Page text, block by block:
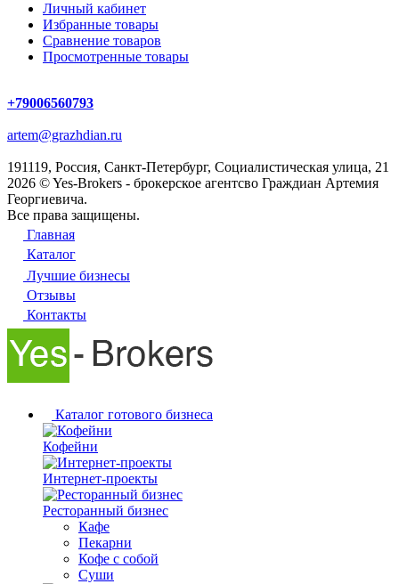
Личный кабинет
Избранные товары
Сравнение товаров
Просмотренные товары
+79006560793
artem@grazhdian.ru
191119, Россия, Санкт-Петербург, Социалистическая улица, 21
2026 © Yes-Brokers - брокерское агентсво Граждиан Артемия
Георгиевича.
Все права защищены.
Главная
Каталог
Лучшие бизнесы
Отзывы
Контакты
Каталог готового бизнеса
Кофейни
Интернет-проекты
Ресторанный бизнес
Кафе
Пекарни
Кофе с собой
Суши